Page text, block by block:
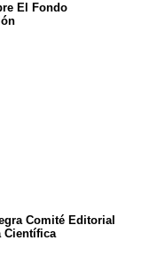
El Fondo
Comité Editorial
Científica